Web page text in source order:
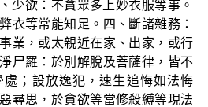
欲：不貪眾多上妙衣服等事。
衣等常能知足。四、斷諸雜務：
業，或太親近在家、出家，或行
尸羅：於別解脫及菩薩律，皆不
；設放逸犯，速生追悔如法悔
尋思，於貪欲等當修殺縛等現法